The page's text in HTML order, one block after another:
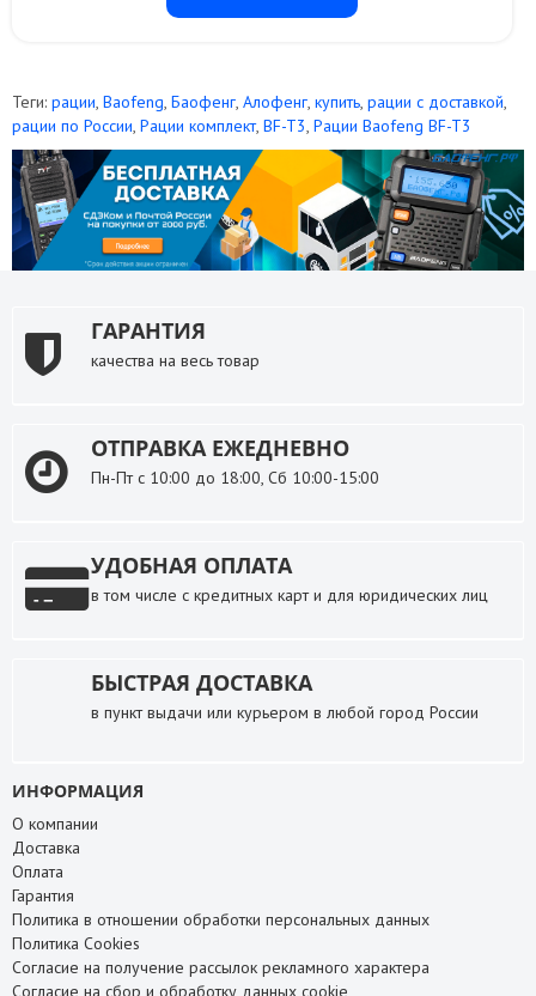
Теги: рации, Baofeng, Баофенг, Алофенг, купить, рации с доставкой,
рации по России, Рации комплект, BF-T3, Рации Baofeng BF-T3
ГАРАНТИЯ
качества на весь товар
ОТПРАВКА ЕЖЕДНЕВНО
Пн-Пт с 10:00 до 18:00, Сб 10:00-15:00
УДОБНАЯ ОПЛАТА
в том числе с кредитных карт и для юридических лиц
БЫСТРАЯ ДОСТАВКА
в пункт выдачи или курьером в любой город России
ИНФОРМАЦИЯ
О компании
Доставка
Оплата
Гарантия
Политика в отношении обработки персональных данных
Политика Cookies
Согласие на получение рассылок рекламного характера
Согласие на сбор и обработку данных cookie